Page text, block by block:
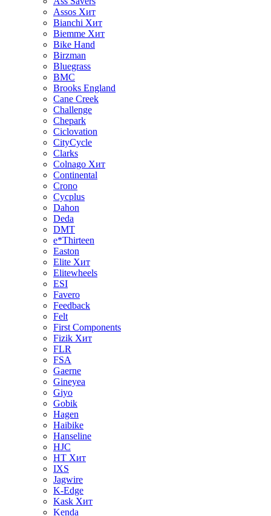
Assos Хит
Bianchi Хит
Biemme Хит
Bike Hand
Birzman
Bluegrass
BMC
Brooks England
Cane Creek
Challenge
Chepark
Ciclovation
CityCycle
Clarks
Colnago Хит
Continental
Crono
Cycplus
Dahon
Deda
DMT
e*Thirteen
Easton
Elite Хит
Elitewheels
ESI
Favero
Feedback
Felt
First Components
Fizik Хит
FLR
FSA
Gaerne
Gineyea
Giyo
Gobik
Hagen
Haibike
Hanseline
HJC
HT Хит
IXS
Jagwire
K-Edge
Kask Хит
Kenda